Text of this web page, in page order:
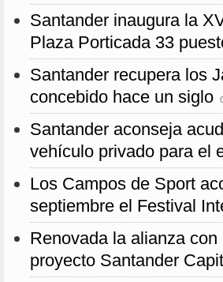
Santander inaugura la
Plaza Porticada 33
Santander recupera los
concebido hace un siglo
Santander aconseja
vehículo privado para el
Los Campos de Sport
septiembre el Festival
Renovada la alianza
proyecto Santander